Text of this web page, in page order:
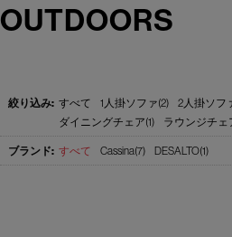
OUTDOORS
すべて 1人掛ソファ(2) 2人掛ソフ
ダイニングチェア(1)
ラウンジチェ
すべて Cassina(7) DESALTO(1)